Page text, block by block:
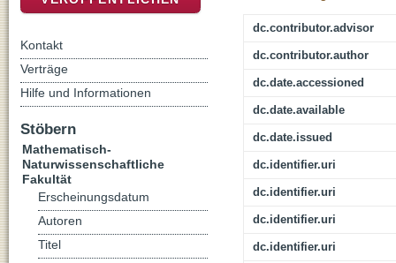
dc.contributor.advisor
dc.contributor.author
dc.date.accessioned
dc.date.available
dc.date.issued
dc.identifier.uri
dc.identifier.uri
dc.identifier.uri
dc.identifier.uri
Kontakt
Verträge
Hilfe und Informationen
Stöbern
Mathematisch-
Naturwissenschaftliche
Fakultät
Erscheinungsdatum
Autoren
Titel